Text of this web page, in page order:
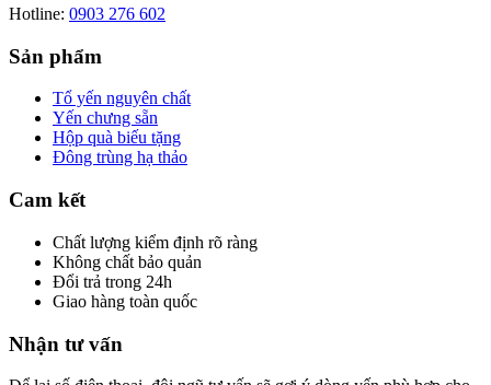
Hotline: 0903 276 602
Sản phẩm
Tổ yến nguyên chất
Yến chưng sẵn
Hộp quà biếu tặng
Đông trùng hạ thảo
Cam kết
Chất lượng kiểm định rõ ràng
Không chất bảo quản
Đổi trả trong 24h
Giao hàng toàn quốc
Nhận tư vấn